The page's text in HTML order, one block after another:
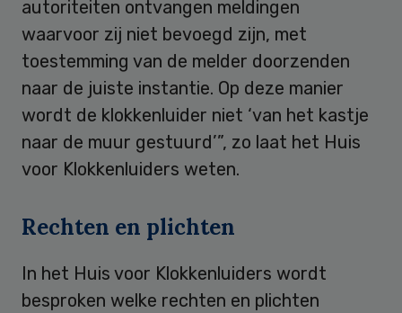
autoriteiten ontvangen meldingen
waarvoor zij niet bevoegd zijn, met
toestemming van de melder doorzenden
naar de juiste instantie. Op deze manier
wordt de klokkenluider niet ‘van het kastje
naar de muur gestuurd’”, zo laat het Huis
voor Klokkenluiders weten.
Rechten en plichten
In het Huis voor Klokkenluiders wordt
besproken welke rechten en plichten